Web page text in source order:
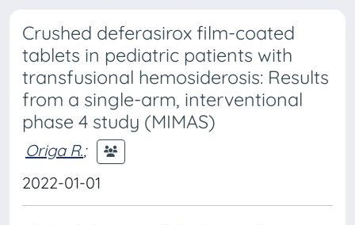
Crushed deferasirox film-coated
tablets in pediatric patients with
transfusional hemosiderosis: Results
from a single-arm, interventional
phase 4 study (MIMAS)
Origa R.;
2022-01-01